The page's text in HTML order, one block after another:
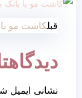
قبلکاشت مو با
نشانی ایمیل